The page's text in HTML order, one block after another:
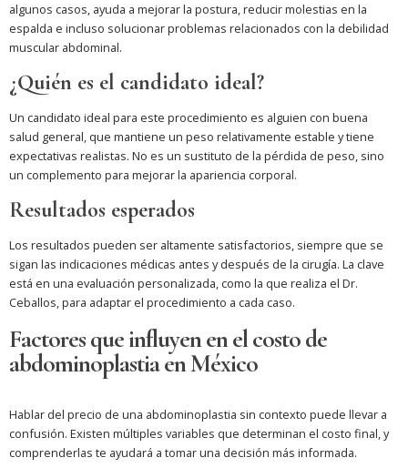
algunos casos, ayuda a mejorar la postura, reducir molestias en la
espalda e incluso solucionar problemas relacionados con la debilidad
muscular abdominal.
¿Quién es el candidato ideal?
Un candidato ideal para este procedimiento es alguien con buena
salud general, que mantiene un peso relativamente estable y tiene
expectativas realistas. No es un sustituto de la pérdida de peso, sino
un complemento para mejorar la apariencia corporal.
Resultados esperados
Los resultados pueden ser altamente satisfactorios, siempre que se
sigan las indicaciones médicas antes y después de la cirugía. La clave
está en una evaluación personalizada, como la que realiza el Dr.
Ceballos, para adaptar el procedimiento a cada caso.
Factores que influyen en el costo de
abdominoplastia en México
Hablar del precio de una abdominoplastia sin contexto puede llevar a
confusión. Existen múltiples variables que determinan el costo final, y
comprenderlas te ayudará a tomar una decisión más informada.